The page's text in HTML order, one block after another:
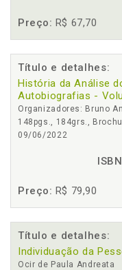
Preço: R$ 67,70
Título e detalhes:
História da Análise
Autobiografias -
Organizadores: Bruno
148pgs., 184grs.,
09/06/2022
Preço: R$ 79,90
Título e detalhes:
Individuação da
Ocir de Paula Andreata